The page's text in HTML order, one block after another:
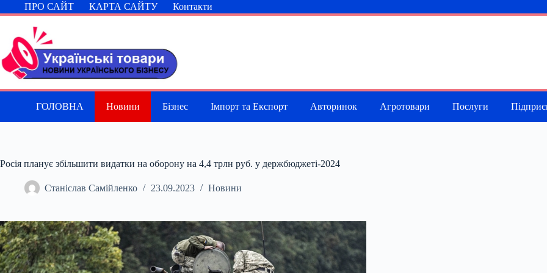
Перейти
до
ПРО САЙТ КАРТА САЙТУ Контакти
ГОЛОВНА Новини Бізнес Імпорт та Експорт Авторинок Агротовари Послуги
Росія планує збільшити видатки на оборону на 4,4 трлн руб. у держбюджеті-2024
Станіслав Самійленко 23.09.2023 Новини